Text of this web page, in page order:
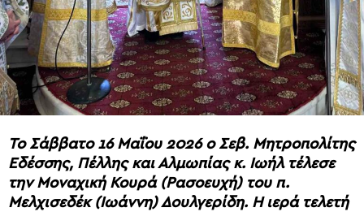
Το Σάββατο 16 Μαΐου 2026 ο Σεβ. Μητροπολίτης
Εδέσσης, Πέλλης και Αλμωπίας κ. Ιωήλ τέλεσε
την Μοναχική Κουρά (Ρασοευχή) του π.
Μελχισεδέκ (Ιωάννη) Δουλγερίδη. Η ιερά τελετή